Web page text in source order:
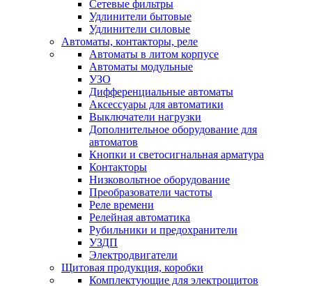
Сетевые фильтры
Удлинители бытовые
Удлинители силовые
Автоматы, контакторы, реле
Автоматы в литом корпусе
Автоматы модульные
УЗО
Дифференциальные автоматы
Аксессуары для автоматики
Выключатели нагрузки
Дополнительное оборудование для
автоматов
Кнопки и светосигнальная арматура
Контакторы
Низковольтное оборудование
Преобразователи частоты
Реле времени
Релейная автоматика
Рубильники и предохранители
УЗДП
Электродвигатели
Щитовая продукция, коробки
Комплектующие для электрощитов